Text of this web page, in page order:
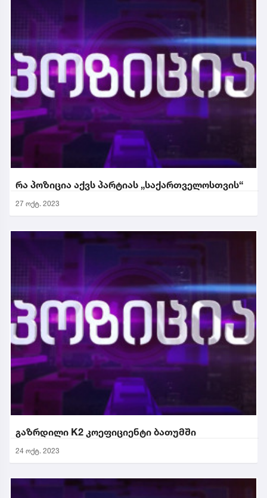
რა პოზიცია აქვს პარტიას „საქართველოსთვის“
27 ოქტ. 2023
გაზრდილი K2 კოეფიციენტი ბათუმში
24 ოქტ. 2023